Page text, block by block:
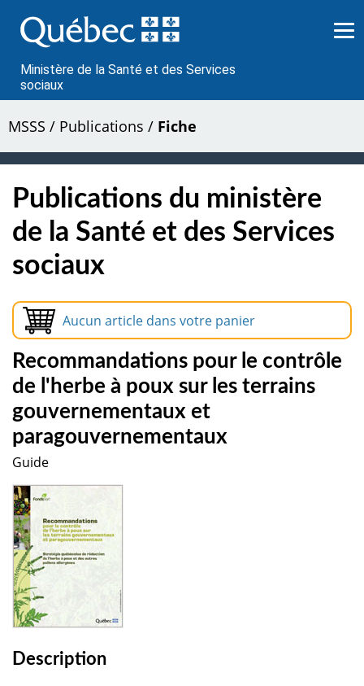
au
contenu
Ministère de la Santé et des Services
sociaux
MSSS / Publications / Fiche
Publications du ministère
de la Santé et des Services
sociaux
Aucun article dans votre panier
Recommandations pour le contrôle
de l'herbe à poux sur les terrains
gouvernementaux et
paragouvernementaux
Guide
Description